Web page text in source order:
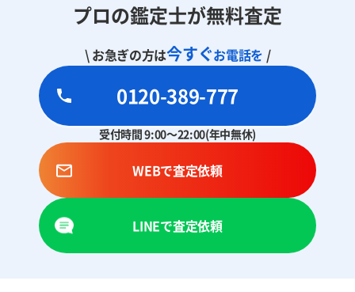
プロの鑑定士が無料査定
\ お急ぎの方は今すぐお電話を /
0120-389-777
受付時間 9:00～22:00(年中無休)
WEBで査定依頼
LINEで査定依頼